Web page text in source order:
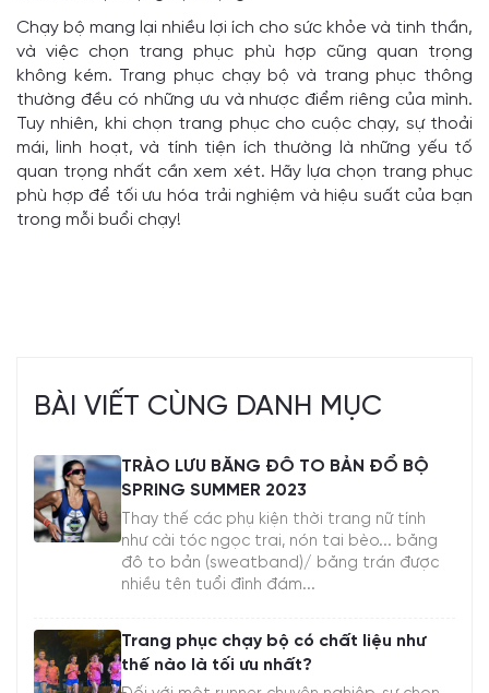
Chạy bộ mang lại nhiều lợi ích cho sức khỏe và tinh thần,
và việc chọn trang phục phù hợp cũng quan trọng
không kém. Trang phục chạy bộ và trang phục thông
thường đều có những ưu và nhược điểm riêng của mình.
Tuy nhiên, khi chọn trang phục cho cuộc chạy, sự thoải
mái, linh hoạt, và tính tiện ích thường là những yếu tố
quan trọng nhất cần xem xét. Hãy lựa chọn trang phục
phù hợp để tối ưu hóa trải nghiệm và hiệu suất của bạn
trong mỗi buổi chạy!
BÀI VIẾT CÙNG DANH MỤC
TRÀO LƯU BĂNG ĐÔ TO BẢN ĐỔ BỘ
SPRING SUMMER 2023
Thay thế các phụ kiện thời trang nữ tính
như cài tóc ngọc trai, nón tai bèo... băng
đô to bản (sweatband)/ băng trán được
nhiều tên tuổi đình đám...
Trang phục chạy bộ có chất liệu như
thế nào là tối ưu nhất?